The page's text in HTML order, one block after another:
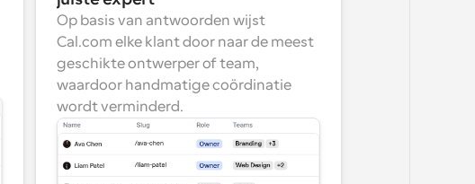
Op basis van antwoorden wijst
Cal.com elke klant door naar de meest
geschikte ontwerper of team,
waardoor handmatige coördinatie
wordt verminderd.